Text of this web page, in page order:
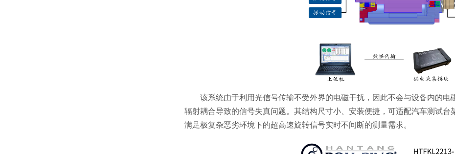
该系统由于利用光信号传输不受外界的电磁干扰，因此不会与设备内的
辐射耦合导致的信号失真问题。其结构尺寸小、安装便捷，可适配汽车测试
满足极复杂恶劣环境下的超高速旋转信号实时不间断的测量需求。